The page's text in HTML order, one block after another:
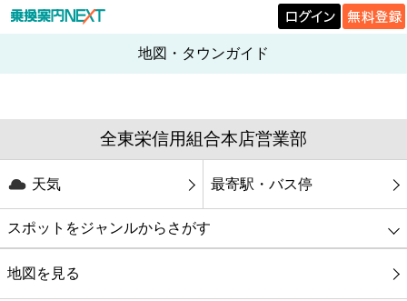
地図・タウンガイド
全東栄信用組合本店営業部
天気 最寄駅・バス停
スポットをジャンルからさがす
グルメ
地図を見る